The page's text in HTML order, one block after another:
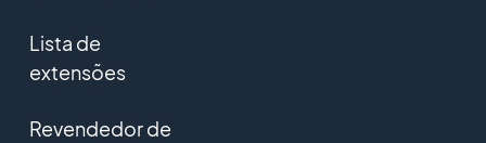
Lista de
extensões
Revendedor de